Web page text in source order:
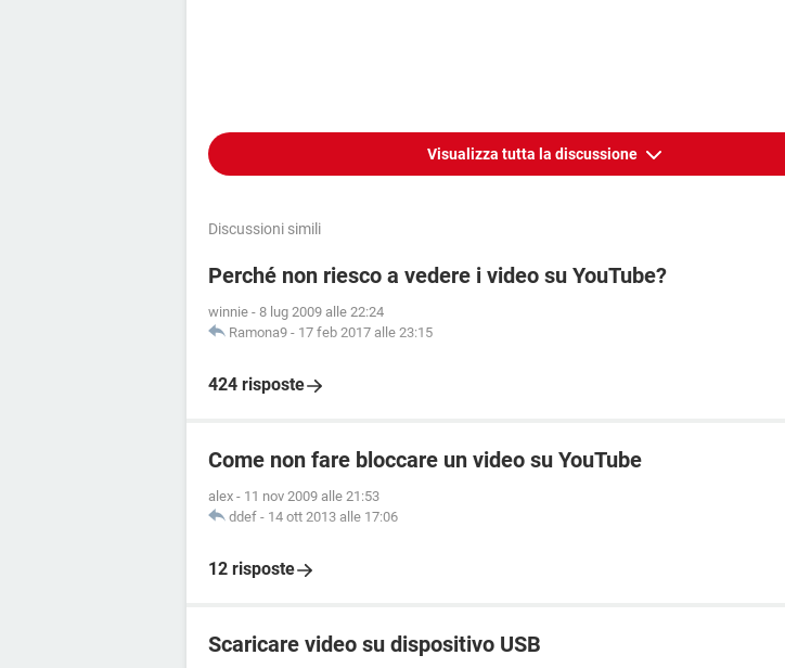
Visualizza tutta la discussione
Discussioni simili
Perché non riesco a vedere i video su YouTube?
winnie - 8 lug 2009 alle 22:24
Ramona9 - 17 feb 2017 alle 23:15
424 risposte
Come non fare bloccare un video su YouTube
alex - 11 nov 2009 alle 21:53
ddef - 14 ott 2013 alle 17:06
12 risposte
Scaricare video su dispositivo USB